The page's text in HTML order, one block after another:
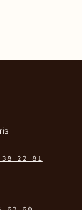
22 81